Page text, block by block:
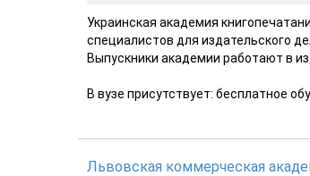
Украинская академия
специалистов для издательского
Выпускники академии работают в
В вузе присутствует: бесплатное
Львовская коммерческая